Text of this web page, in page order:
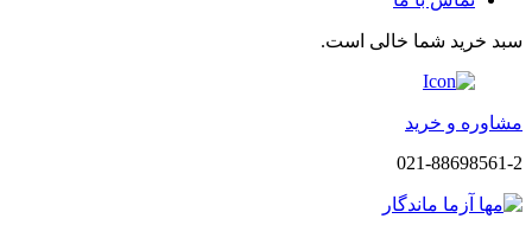
سبد خرید شما خالی است.
مشاوره و خرید
021-88698561-2